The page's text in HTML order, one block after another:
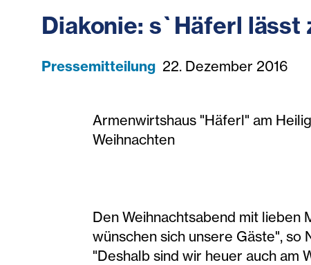
Diakonie: s`Häferl lässt
Pressemitteilung 22. Dezember 2016
Armenwirtshaus "Häferl" am
Weihnachten
Den Weihnachtsabend mit lieben
wünschen sich unsere Gäste", so
"Deshalb sind wir heuer auch am